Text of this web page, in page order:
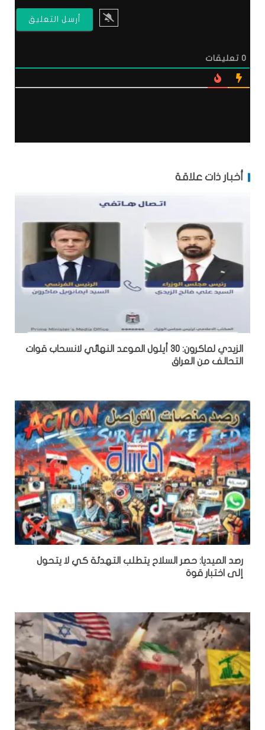
0 تعليقات
أخبار ذات علاقة
الزيدي لماكرون: 30 أيلول الموعد النهائي لانسحاب قوات
التحالف من العراق
رصد الميديا: حصر السلاح يتطلب التهدئة كي لا يتحول
إلى اختبار قوة